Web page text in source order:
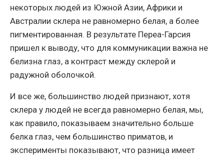
некоторых людей из Южной Азии, Африки и
Австралии склера не равномерно белая, а более
пигментированная. В результате Переа-Гарсия
пришел к выводу, что для коммуникации важна не
белизна глаз, а контраст между склерой и
радужной оболочкой.
И все же, большинство людей признают, хотя
склера у людей не всегда равномерно белая, мы,
как правило, показываем значительно больше
белка глаз, чем большинство приматов, и
эксперименты показывают, что разница имеет